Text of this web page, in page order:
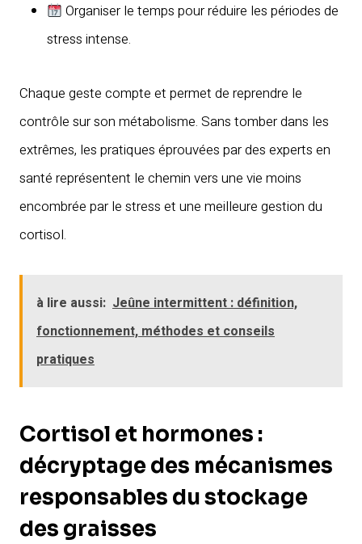
Organiser le temps pour réduire les périodes de
stress intense.
Chaque geste compte et permet de reprendre le
contrôle sur son métabolisme. Sans tomber dans les
extrêmes, les pratiques éprouvées par des experts en
santé représentent le chemin vers une vie moins
encombrée par le stress et une meilleure gestion du
cortisol.
à lire aussi: Jeûne intermittent : définition,
fonctionnement, méthodes et conseils
pratiques
Cortisol et hormones :
décryptage des mécanismes
responsables du stockage
des graisses